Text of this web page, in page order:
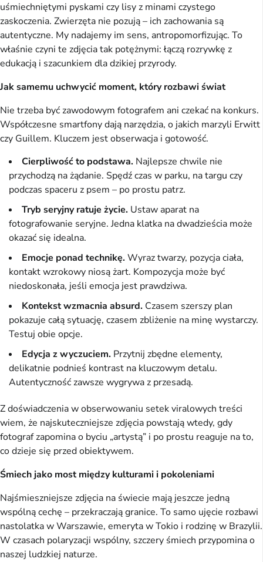
uśmiechniętymi pyskami czy lisy z minami czystego
zaskoczenia. Zwierzęta nie pozują – ich zachowania są
autentyczne. My nadajemy im sens, antropomorfizując. To
właśnie czyni te zdjęcia tak potężnymi: łączą rozrywkę z
edukacją i szacunkiem dla dzikiej przyrody.
Jak samemu uchwycić moment, który rozbawi świat
Nie trzeba być zawodowym fotografem ani czekać na konkurs.
Współczesne smartfony dają narzędzia, o jakich marzyli Erwitt
czy Guillem. Kluczem jest obserwacja i gotowość.
Cierpliwość to podstawa. Najlepsze chwile nie
przychodzą na żądanie. Spędź czas w parku, na targu czy
podczas spaceru z psem – po prostu patrz.
Tryb seryjny ratuje życie. Ustaw aparat na
fotografowanie seryjne. Jedna klatka na dwadzieścia może
okazać się idealna.
Emocje ponad technikę.Wyraz twarzy, pozycja ciała,
kontakt wzrokowy niosą żart. Kompozycja może być
niedoskonała, jeśli emocja jest prawdziwa.
Kontekst wzmacnia absurd. Czasem szerszy plan
pokazuje całą sytuację, czasem zbliżenie na minę wystarczy.
Testuj obie opcje.
Edycja z wyczuciem. Przytnij zbędne elementy,
delikatnie podnieś kontrast na kluczowym detalu.
Autentyczność zawsze wygrywa z przesadą.
Z doświadczenia w obserwowaniu setek viralowych treści
wiem, że najskuteczniejsze zdjęcia powstają wtedy, gdy
fotograf zapomina o byciu „artystą” i po prostu reaguje na to,
co dzieje się przed obiektywem.
Śmiech jako most między kulturami i pokoleniami
Najśmieszniejsze zdjęcia na świecie mają jeszcze jedną
wspólną cechę – przekraczają granice. To samo ujęcie rozbawi
nastolatka w Warszawie, emeryta w Tokio i rodzinę w Brazylii.
W czasach polaryzacji wspólny, szczery śmiech przypomina o
naszej ludzkiej naturze.